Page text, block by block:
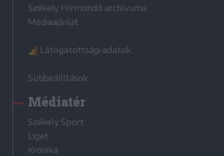
Székely Hírmondó archívuma
Médiaajánlat
Látogatottsági adatok
Sütibeállítások
Médiatér
Székely Sport
Liget
Krónika